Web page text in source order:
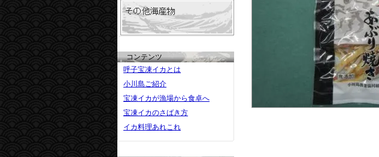
コンテンツ
呼子宝凍イカとは
小川島ご紹介
宝凍イカが漁場から食卓へ
宝凍イカのさばき方
イカ料理あれこれ